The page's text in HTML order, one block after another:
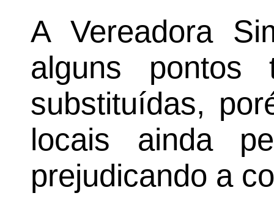
A Vereadora
alguns pontos
substituídas,
locais ainda
prejudicando a